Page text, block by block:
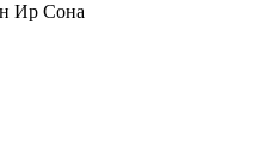
Ир Сона